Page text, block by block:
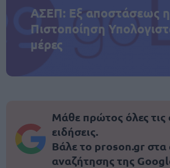
ΑΣΕΠ: Εξ αποστάσεως η
Πιστοποίηση
μέρες
Μάθε πρώτος όλες τις
ειδήσεις.
Βάλε το proson.gr στα
αναζήτησης της